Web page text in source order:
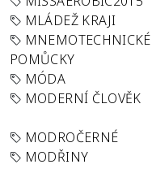
MLÁDEŽ KRAJI
MNEMOTECHNICKÉ
POMŮCKY
MÓDA
MODERNÍ ČLOVĚK
MODROČERNÉ
MODŘINY